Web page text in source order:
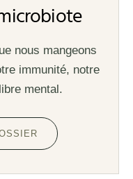
nous mangeons
immunité, notre
mental.